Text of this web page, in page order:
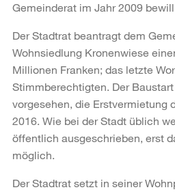
Gemeinderat im Jahr 2009
Der Stadtrat beantragt dem
Wohnsiedlung Kronenwiese
Millionen Franken; das letzte
Stimmberechtigten. Der
vorgesehen, die Erstvermietung
2016. Wie bei der Stadt üblich
öffentlich ausgeschrieben, erst
möglich.
Der Stadtrat setzt in seiner